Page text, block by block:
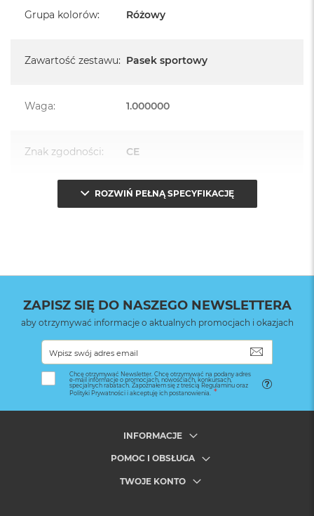
Grupa kolorów: Różowy
Zawartość zestawu: Pasek sportowy
Waga: 1.000000
Znak zgodności: CE
Opakowanie
(pudełko):
Serwisowe
ROZWIŃ PEŁNĄ SPECYFIKACJĘ
ZAPISZ SIĘ DO NASZEGO NEWSLETTERA
aby otrzymywać informacje o aktualnych promocjach i okazjach
Chcę otrzymywać Newsletter. Chcę otrzymywać na podany adres
e-mail informacje o promocjach, nowościach, konkursach,
specjalnych rabatach. Zapoznałem się z treścią Regulaminu oraz
Polityki Prywatności i akceptuję ich postanowienia.
INFORMACJE
POMOC I OBSŁUGA
TWOJE KONTO